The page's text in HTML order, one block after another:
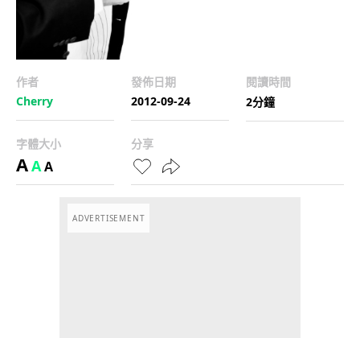
作者
Cherry
發佈日期
2012-09-24
閱讀時間
2分鐘
字體大小
AAA
分享
ADVERTISEMENT